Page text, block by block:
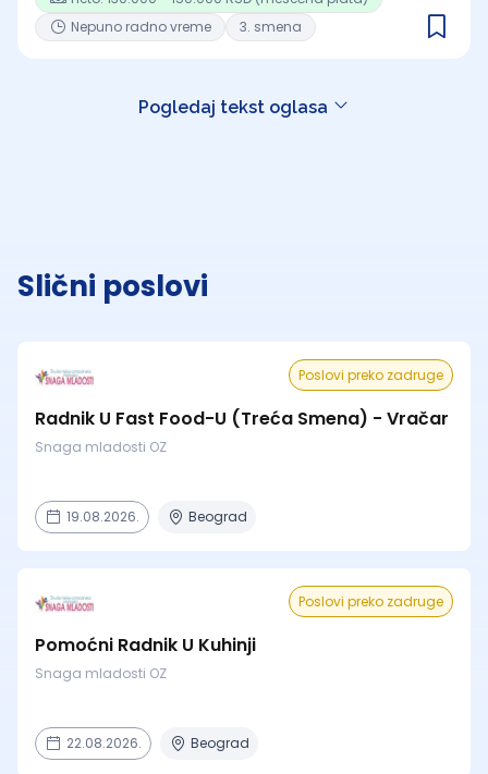
Nepuno radno vreme
3. smena
Pogledaj tekst oglasa
Slični poslovi
Poslovi preko zadruge
Radnik U Fast Food-U (Treća Smena) - Vračar
Snaga mladosti OZ
19.08.2026. Beograd
Poslovi preko zadruge
Pomoćni Radnik U Kuhinji
Snaga mladosti OZ
22.08.2026. Beograd